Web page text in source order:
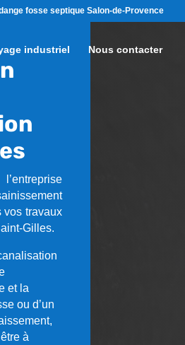
fosse septique Salon-de-Provence
industriel Nous contacter
vos travaux
Gilles.
et la
ou d’un
à